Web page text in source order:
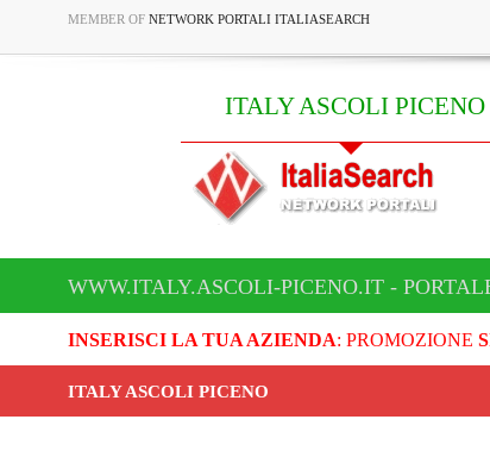
MEMBER OF NETWORK PORTALI ITALIASEARCH
ITALY ASCOLI PICENO
WWW.ITALY.ASCOLI-PICENO.IT -
INSERISCI LA TUA AZIENDA: PROMOZIONE
ITALY ASCOLI PICENO